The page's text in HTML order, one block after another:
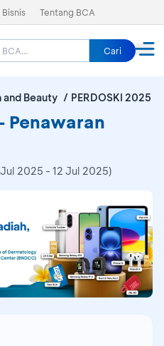
Bisnis Tentang BCA
Cari
and Beauty PERDOSKI 2025
Penawaran
2025 - 12 Jul 2025)